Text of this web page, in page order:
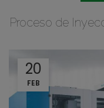
Proceso de
20
FEB